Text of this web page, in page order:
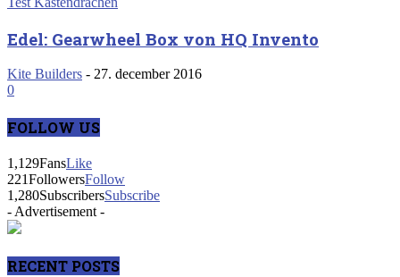
Edel: Gearwheel Box von HQ Invento
Kite Builders - 27. december 2016
0
FOLLOW US
1,129FansLike
221FollowersFollow
1,280SubscribersSubscribe
- Advertisement -
RECENT POSTS